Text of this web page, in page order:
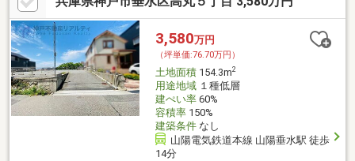
3,580万円
（坪単価:76.70万円）
土地面積154.3m2
用途地域１種低層
建ぺい率60%
容積率150%
建築条件なし
山陽電気鉄道本線 山陽垂水駅 徒歩
14分